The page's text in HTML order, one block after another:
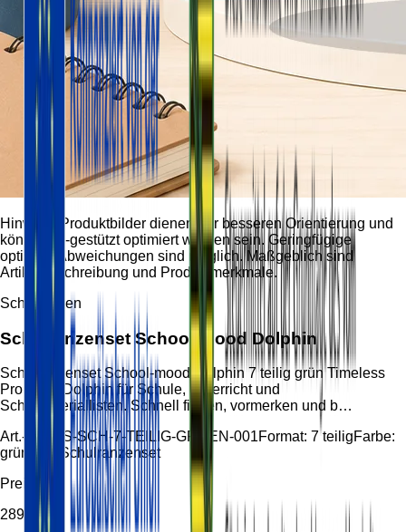
Hinweis:
Produktbilder dienen der besseren Orientierung und
können KI-gestützt optimiert worden sein. Geringfügige
optische Abweichungen sind möglich. Maßgeblich sind
Artikelbeschreibung und Produktmerkmale.
Schulranzen
Schulranzenset School-mood Dolphin
Schulranzenset School-mood Dolphin 7 teilig grün Timeless
Pro 3824 Dolphin für Schule, Unterricht und
Schulmateriallisten. Schnell finden, vormerken und b…
Art.-Nr.: HS-SCH-7-TEILIG-GRUEN-001Format: 7 teiligFarbe:
grün
Typ:
Schulranzenset
Preis
289,95 €